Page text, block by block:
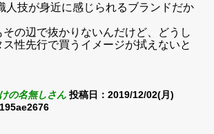
人技が身近に感じられるブランドだか
その辺で抜かりないんだけど、どうし
性先行で買うイメージが拭えないと
の名無しさん 投稿日：2019/12/02(月)